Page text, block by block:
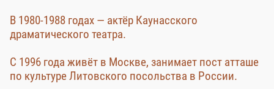
В 1980-1988 годах — актёр Каунасского
драматического театра.
С 1996 года живёт в Москве, занимает пост атташе
по культуре Литовского посольства в России.